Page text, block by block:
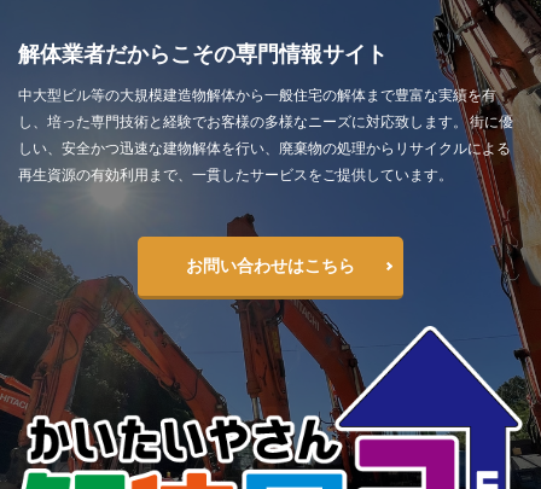
解体業者だからこその専門情報サイト
中大型ビル等の大規模建造物解体から一般住宅の解体まで豊富な実績を有
し、培った専門技術と経験でお客様の多様なニーズに対応致します。 街に優
しい、安全かつ迅速な建物解体を行い、廃棄物の処理からリサイクルによる
再生資源の有効利用まで、一貫したサービスをご提供しています。
お問い合わせはこちら